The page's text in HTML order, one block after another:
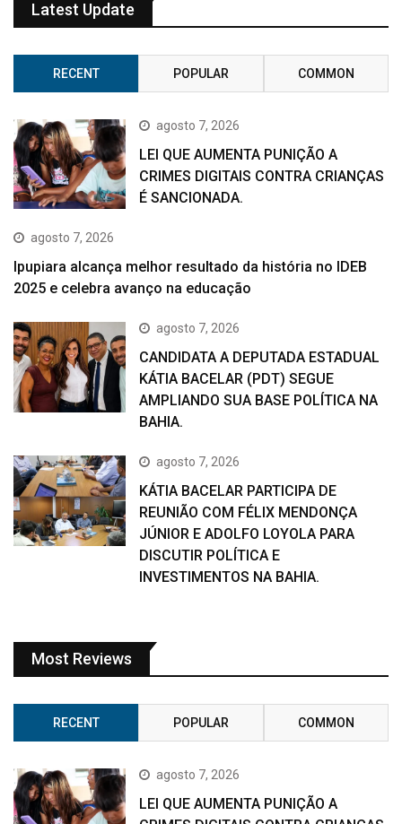
Latest Update
RECENT POPULAR COMMON
agosto 7, 2026
LEI QUE AUMENTA PUNIÇÃO A
CRIMES DIGITAIS CONTRA CRIANÇAS
É SANCIONADA.
agosto 7, 2026
Ipupiara alcança melhor resultado da história no IDEB
2025 e celebra avanço na educação
agosto 7, 2026
CANDIDATA A DEPUTADA ESTADUAL
KÁTIA BACELAR (PDT) SEGUE
AMPLIANDO SUA BASE POLÍTICA NA
BAHIA.
agosto 7, 2026
KÁTIA BACELAR PARTICIPA DE
REUNIÃO COM FÉLIX MENDONÇA
JÚNIOR E ADOLFO LOYOLA PARA
DISCUTIR POLÍTICA E
INVESTIMENTOS NA BAHIA.
Most Reviews
RECENT POPULAR COMMON
agosto 7, 2026
LEI QUE AUMENTA PUNIÇÃO A